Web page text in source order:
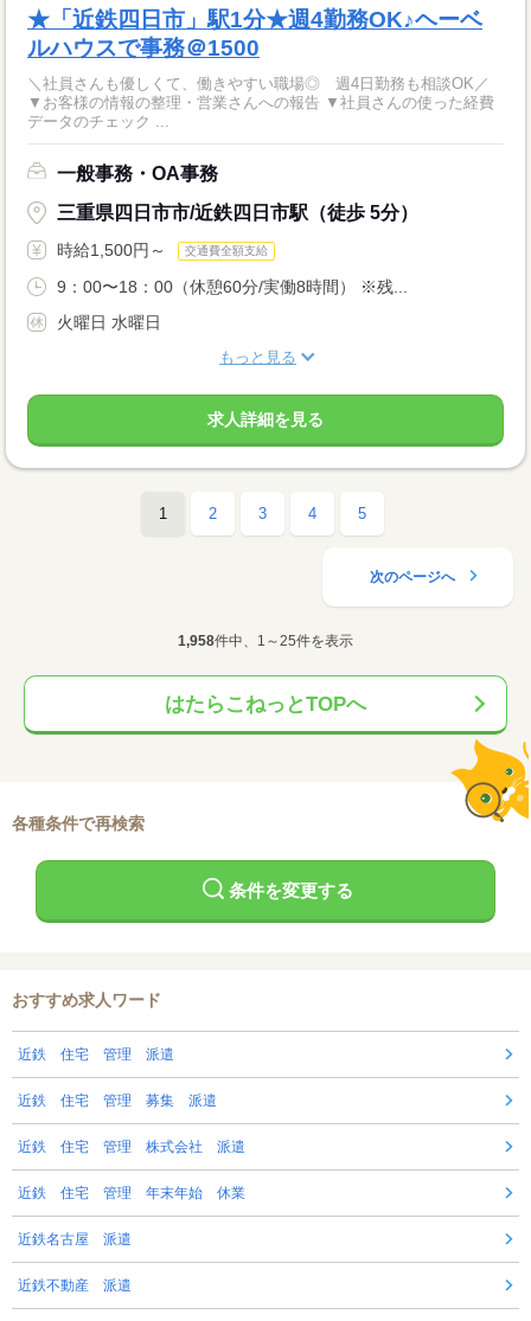
★「近鉄四日市」駅1分★週4勤務OK♪ヘーベ
ルハウスで事務＠1500
＼社員さんも優しくて、働きやすい職場◎ 週4日勤務も相談OK／
▼お客様の情報の整理・営業さんへの報告 ▼社員さんの使った経費
データのチェック ...
一般事務・OA事務
三重県四日市市/近鉄四日市駅（徒歩 5分）
時給1,500円～ 交通費全額支給
9：00〜18：00（休憩60分/実働8時間） ※残...
火曜日 水曜日
もっと見る
求人詳細を見る
1 2 3 4 5
次のページへ
1,958件中、1～25件を表示
はたらこねっとTOPへ
各種条件で再検索
条件を変更する
おすすめ求人ワード
近鉄 住宅 管理 派遣
近鉄 住宅 管理 募集 派遣
近鉄 住宅 管理 株式会社 派遣
近鉄 住宅 管理 年末年始 休業
近鉄名古屋 派遣
近鉄不動産 派遣